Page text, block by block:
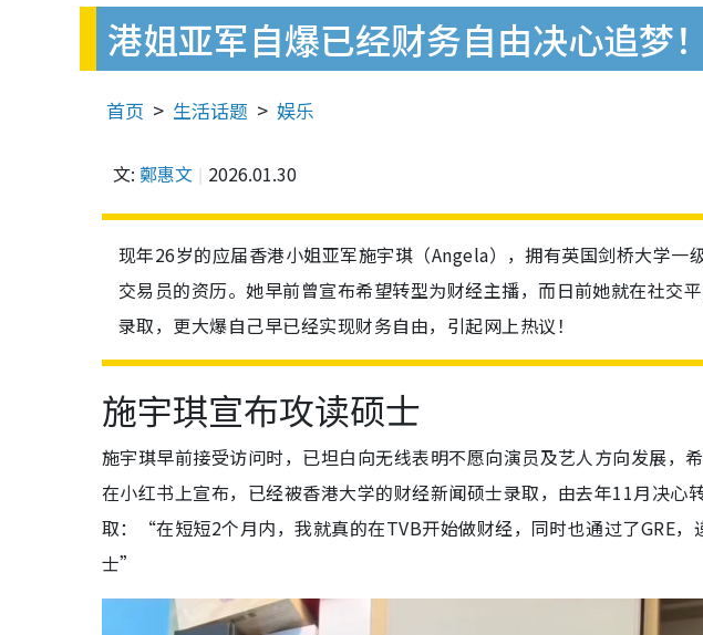
港姐亚军自爆已经财务自由决心追梦
首页 生活话题 娱乐
文: 鄭惠文 2026.01.30
现年26岁的应届香港小姐亚军施宇琪（Angela），拥有英国剑桥大学一
交易员的资历。她早前曾宣布希望转型为财经主播，而日前她就在社交
录取，更大爆自己早已经实现财务自由，引起网上热议！
施宇琪宣布攻读硕士
施宇琪早前接受访问时，已坦白向无线表明不愿向演员及艺人方向发展，
在小红书上宣布，已经被香港大学的财经新闻硕士录取，由去年11月决心
取：“在短短2个月内，我就真的在TVB开始做财经，同时也通过了GRE
士”